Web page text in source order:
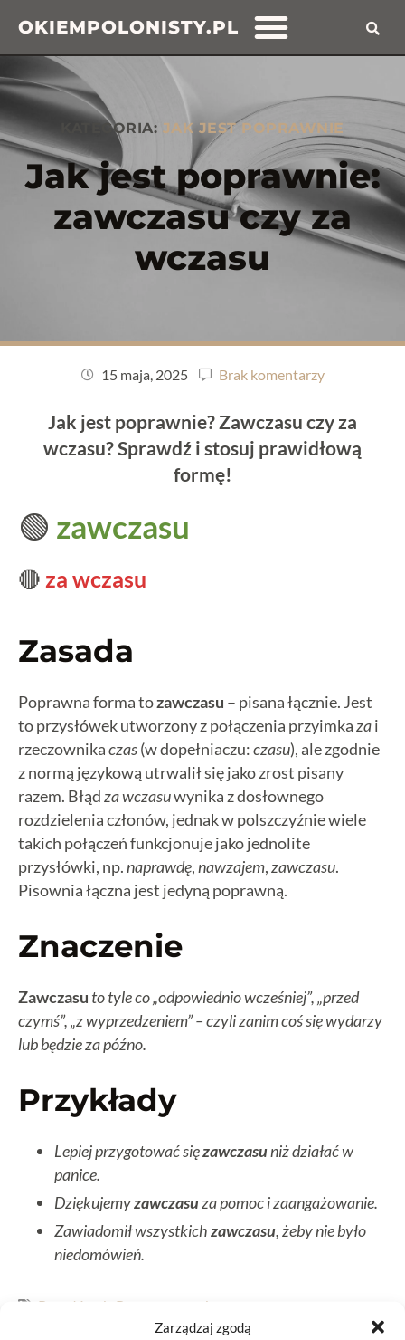
Zarządzaj zgodą
OKIEMPOLONISTY.PL
KATEGORIA: JAK JEST POPRAWNIE
Jak jest poprawnie:
zawczasu czy za
wczasu
15 maja, 2025 Brak komentarzy
Jak jest poprawnie? Zawczasu czy za
wczasu? Sprawdź i stosuj prawidłową
formę!
🟢 zawczasu
🔴 za wczasu
Zasada
Poprawna forma tozawczasu – pisana łącznie. Jest
to przysłówek utworzony z połączenia przyimkazai
rzeczownikaczas(w dopełniaczu:czasu), ale zgodnie
z normą językową utrwalił się jako zrost pisany
razem. Błądza wczasuwynika z dosłownego
rozdzielenia członów, jednak w polszczyźnie wiele
takich połączeń funkcjonuje jako jednolite
przysłówki, np.naprawdę,nawzajem,zawczasu.
Pisownia łączna jest jedyną poprawną.
Znaczenie
Zawczasu to tyle co „odpowiednio wcześniej”, „przed
czymś”, „z wyprzedzeniem” – czyli zanim coś się wydarzy
lub będzie za późno.
Przykłady
Lepiej przygotować sięzawczasuniż działać w
panice.
Dziękujemyzawczasuza pomoc i zaangażowanie.
Zawiadomił wszystkichzawczasu, żeby nie było
niedomówień.
Przysłówek Razem czy osobno